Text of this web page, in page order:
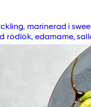
marinerad i
rödlök, edamame,